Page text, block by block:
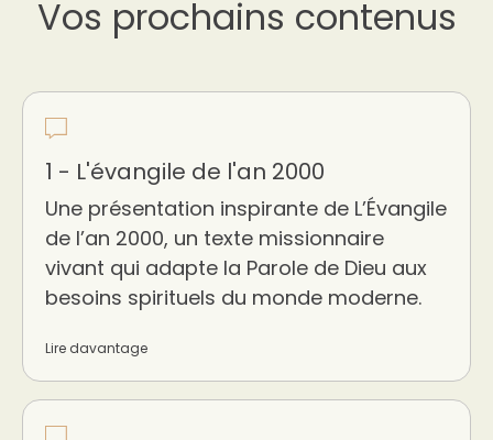
Vos prochains contenus
1 - L'évangile de l'an 2000
Une présentation inspirante de L’Évangile
de l’an 2000, un texte missionnaire
vivant qui adapte la Parole de Dieu aux
besoins spirituels du monde moderne.
Lire davantage